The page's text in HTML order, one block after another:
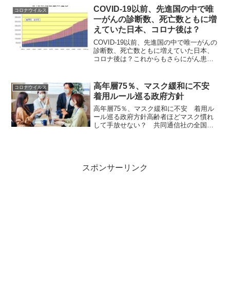
けへ新たな感染症が流行した時に備え、
公的な医療機関などに病床...
コロナウイルス
COVID-19以前、先進国の中で唯
一がんの診断数、死亡数ともに増
えていた日本、コロナ後は？￼
COVID-19以前、先進国の中で唯一がんの
診断数、死亡数ともに増えていた日本、
コロナ後は？これからもさらにがん患者
います。がんの罹患数と死亡数は、人口
の高齢化を主な要...
コロナウイルス
高年層75％、マスク緩和に不安
着用ルール巡る政府方針
高年層75％、マスク緩和に不安 着用ル
ール巡る政府方針高齢者ほどマスク慣れ
して手放せない？ 共同通信社の全国電
スポンサーリンク